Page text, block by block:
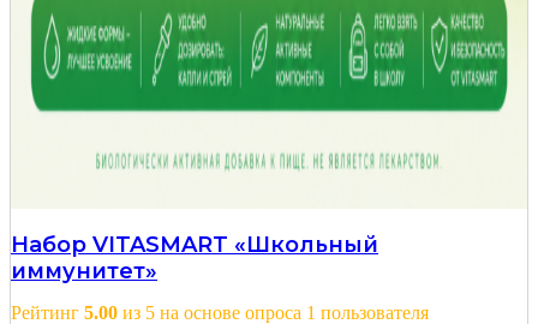
Набор VITASMART «Школьный
иммунитет»
Рейтинг 5.00 из 5 на основе опроса 1 пользователя